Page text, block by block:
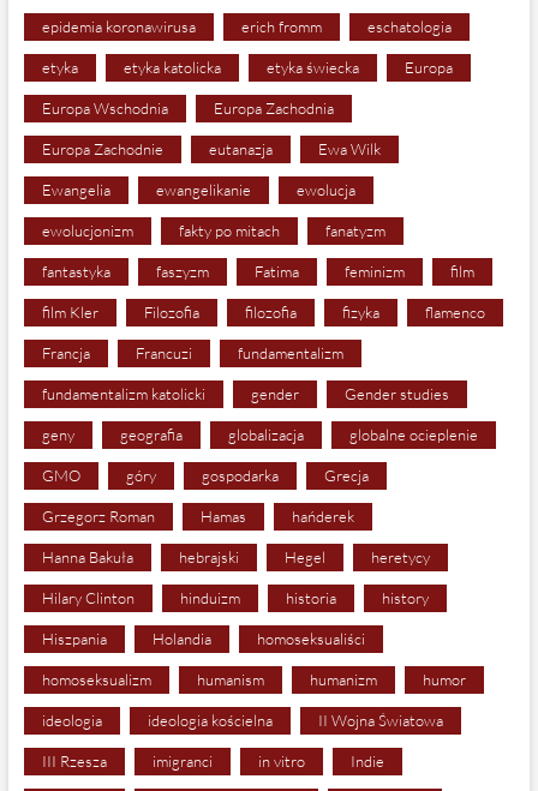
epidemia koronawirusa erich fromm eschatologia
etyka etyka katolicka etyka świecka Europa
Europa Wschodnia Europa Zachodnia
Europa Zachodnie eutanazja Ewa Wilk
Ewangelia ewangelikanie ewolucja
ewolucjonizm fakty po mitach fanatyzm
fantastyka faszyzm Fatima feminizm film
film Kler Filozofia filozofia fizyka flamenco
Francja Francuzi fundamentalizm
fundamentalizm katolicki gender Gender studies
geny geografia globalizacja globalne ocieplenie
GMO góry gospodarka Grecja
Grzegorz Roman Hamas hańderek
Hanna Bakuła hebrajski Hegel heretycy
Hilary Clinton hinduizm historia history
Hiszpania Holandia homoseksualiści
homoseksualizm humanism humanizm humor
ideologia ideologia kościelna II Wojna Światowa
III Rzesza imigranci in vitro Indie